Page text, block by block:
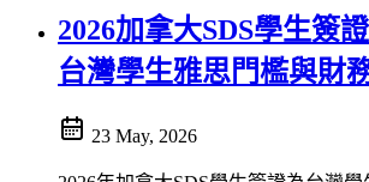
2026加拿大SDS學生簽
台灣學生雅思門檻與財
23 May, 2026